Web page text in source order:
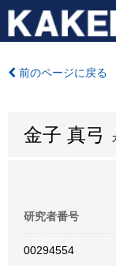
前のページに戻る
金子 真弓
研究者番号
00294554